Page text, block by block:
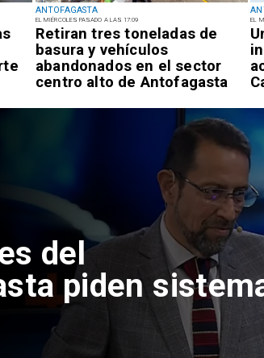
ANTOFAGASTA
EL MIÉRCOLES PASADO A LAS 17:09
Retiran tres toneladas de
basura y vehículos
abandonados en el sector
centro alto de Antofagasta
EL
del
piden